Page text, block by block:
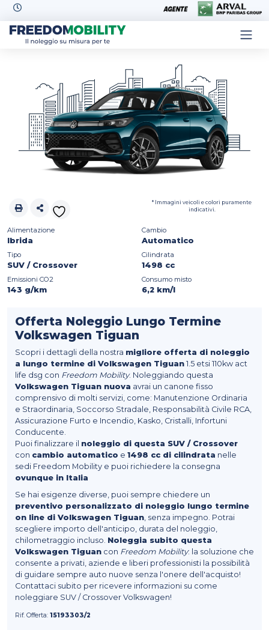
Skip to content
* Immagini veicoli e colori puramente
indicativi.
Alimentazione
Ibrida
Cambio
Automatico
Tipo
SUV / Crossover
Cilindrata
1498 cc
Emissioni CO2
143 g/km
Consumo misto
6,2 km/l
Offerta Noleggio Lungo Termine
Volkswagen Tiguan
Scopri i dettagli della nostra migliore offerta di noleggio
a lungo termine di Volkswagen Tiguan1.5 etsi 110kw act
life dsg con Freedom Mobility. Noleggiando questa
Volkswagen Tiguan nuova avrai un canone fisso
comprensivo di molti servizi, come: Manutenzione Ordinaria
e Straordinaria, Soccorso Stradale, Responsabilità Civile RCA,
Assicurazione Furto e Incendio, Kasko, Cristalli, Infortuni
Conducente.
Puoi finalizzare il noleggio di questa SUV / Crossover
con cambio automatico e 1498 cc di cilindrata nelle
sedi Freedom Mobility e puoi richiedere la consegna
ovunque in Italia
Se hai esigenze diverse, puoi sempre chiedere un
preventivo personalizzato di noleggio lungo termine
on line di Volkswagen Tiguan, senza impegno. Potrai
scegliere importo dell'anticipo, durata del noleggio,
chilometraggio incluso. Noleggia subito questa
Volkswagen Tiguancon Freedom Mobility: la soluzione che
consente a privati, aziende e liberi professionisti la possibilità
di guidare sempre auto nuove senza l'onere dell'acquisto!
Contattaci subito per ricevere informazioni su come
noleggiare SUV / Crossover Volkswagen!
Rif. Offerta: 15193303/2